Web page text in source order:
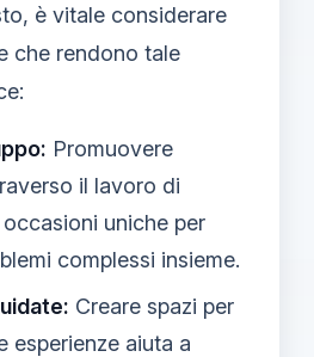
è vitale considerare
che rendono tale
Promuovere
il lavoro di
uniche per
complessi insieme.
Creare spazi per
esperienze aiuta a